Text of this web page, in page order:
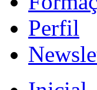
Perfil